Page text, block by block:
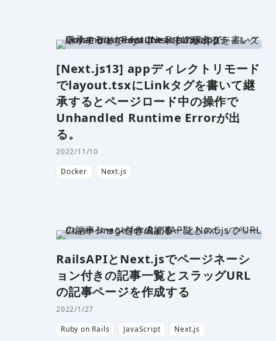
[Next.js13] appディレクトリモード
でlayout.tsxにLinkタグを書いて継
承するとページロード中の操作で
Unhandled Runtime Errorが出
る。
2022/11/10
Docker
Next.js
RailsAPIとNext.jsでページネーシ
ョン付きの記事一覧とスラッグURL
の記事ページを作成する
2022/1/27
Ruby on Rails
JavaScript Next.js